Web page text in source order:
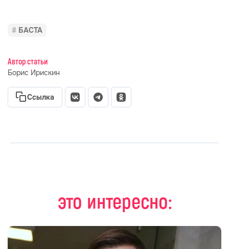
БАСТА
Автор статьи
Борис Ирискин
Ссылка
это интересно: